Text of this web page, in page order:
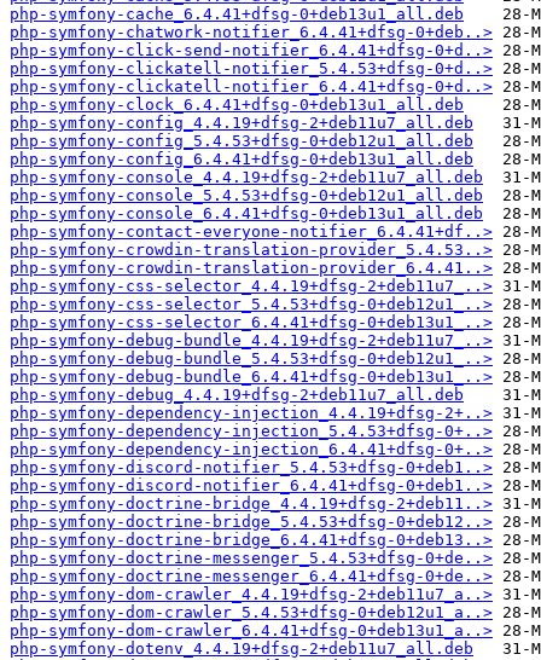
php-symfony-cache_6.4.41+dfsg-0+deb13u1_all.deb
php-symfony-chatwork-notifier_6.4.41+dfsg-0+deb..>
php-symfony-click-send-notifier_6.4.41+dfsg-0+d..>
php-symfony-clickatell-notifier_5.4.53+dfsg-0+d..>
php-symfony-clickatell-notifier_6.4.41+dfsg-0+d..>
php-symfony-clock_6.4.41+dfsg-0+deb13u1_all.deb
php-symfony-config_4.4.19+dfsg-2+deb11u7_all.deb
php-symfony-config_5.4.53+dfsg-0+deb12u1_all.deb
php-symfony-config_6.4.41+dfsg-0+deb13u1_all.deb
php-symfony-console_4.4.19+dfsg-2+deb11u7_all.deb
php-symfony-console_5.4.53+dfsg-0+deb12u1_all.deb
php-symfony-console_6.4.41+dfsg-0+deb13u1_all.deb
php-symfony-contact-everyone-notifier_6.4.41+df..>
php-symfony-crowdin-translation-provider_5.4.53..>
php-symfony-crowdin-translation-provider_6.4.41..>
php-symfony-css-selector_4.4.19+dfsg-2+deb11u7_..>
php-symfony-css-selector_5.4.53+dfsg-0+deb12u1_..>
php-symfony-css-selector_6.4.41+dfsg-0+deb13u1_..>
php-symfony-debug-bundle_4.4.19+dfsg-2+deb11u7_..>
php-symfony-debug-bundle_5.4.53+dfsg-0+deb12u1_..>
php-symfony-debug-bundle_6.4.41+dfsg-0+deb13u1_..>
php-symfony-debug_4.4.19+dfsg-2+deb11u7_all.deb
php-symfony-dependency-injection_4.4.19+dfsg-2+..>
php-symfony-dependency-injection_5.4.53+dfsg-0+..>
php-symfony-dependency-injection_6.4.41+dfsg-0+..>
php-symfony-discord-notifier_5.4.53+dfsg-0+deb1..>
php-symfony-discord-notifier_6.4.41+dfsg-0+deb1..>
php-symfony-doctrine-bridge_4.4.19+dfsg-2+deb11..>
php-symfony-doctrine-bridge_5.4.53+dfsg-0+deb12..>
php-symfony-doctrine-bridge_6.4.41+dfsg-0+deb13..>
php-symfony-doctrine-messenger_5.4.53+dfsg-0+de..>
php-symfony-doctrine-messenger_6.4.41+dfsg-0+de..>
php-symfony-dom-crawler_4.4.19+dfsg-2+deb11u7_a..>
php-symfony-dom-crawler_5.4.53+dfsg-0+deb12u1_a..>
php-symfony-dom-crawler_6.4.41+dfsg-0+deb13u1_a..>
php-symfony-dotenv_4.4.19+dfsg-2+deb11u7_all.deb